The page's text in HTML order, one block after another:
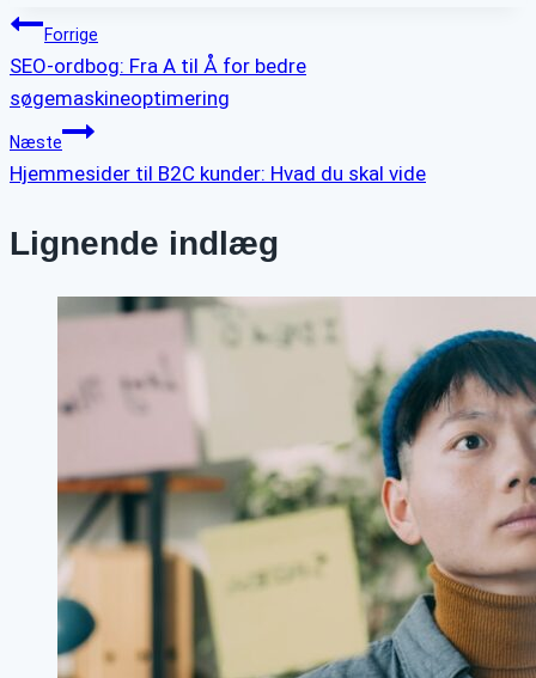
Indlægsnavigation
Forrige
SEO-ordbog: Fra A til Å for bedre
søgemaskineoptimering
Næste
Hjemmesider til B2C kunder: Hvad du skal vide
Lignende indlæg